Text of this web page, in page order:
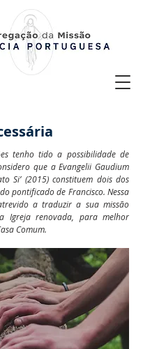
tenho tido a possibilidade de
que a Evangelii Gaudium
Si’ (2015) constituem dois dos
pontificado de Francisco. Nessa
a traduzir a sua missão
Igreja renovada, para melhor
Comum.